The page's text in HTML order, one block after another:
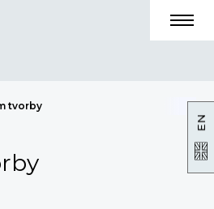
EN
tvorby